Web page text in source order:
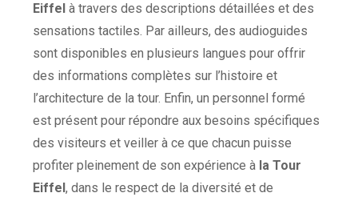
Eiffel à travers des descriptions détaillées et des
sensations tactiles. Par ailleurs, des audioguides
sont disponibles en plusieurs langues pour offrir
des informations complètes sur l’histoire et
l’architecture de la tour. Enfin, un personnel formé
est présent pour répondre aux besoins spécifiques
des visiteurs et veiller à ce que chacun puisse
profiter pleinement de son expérience à la Tour
Eiffel , dans le respect de la diversité et de